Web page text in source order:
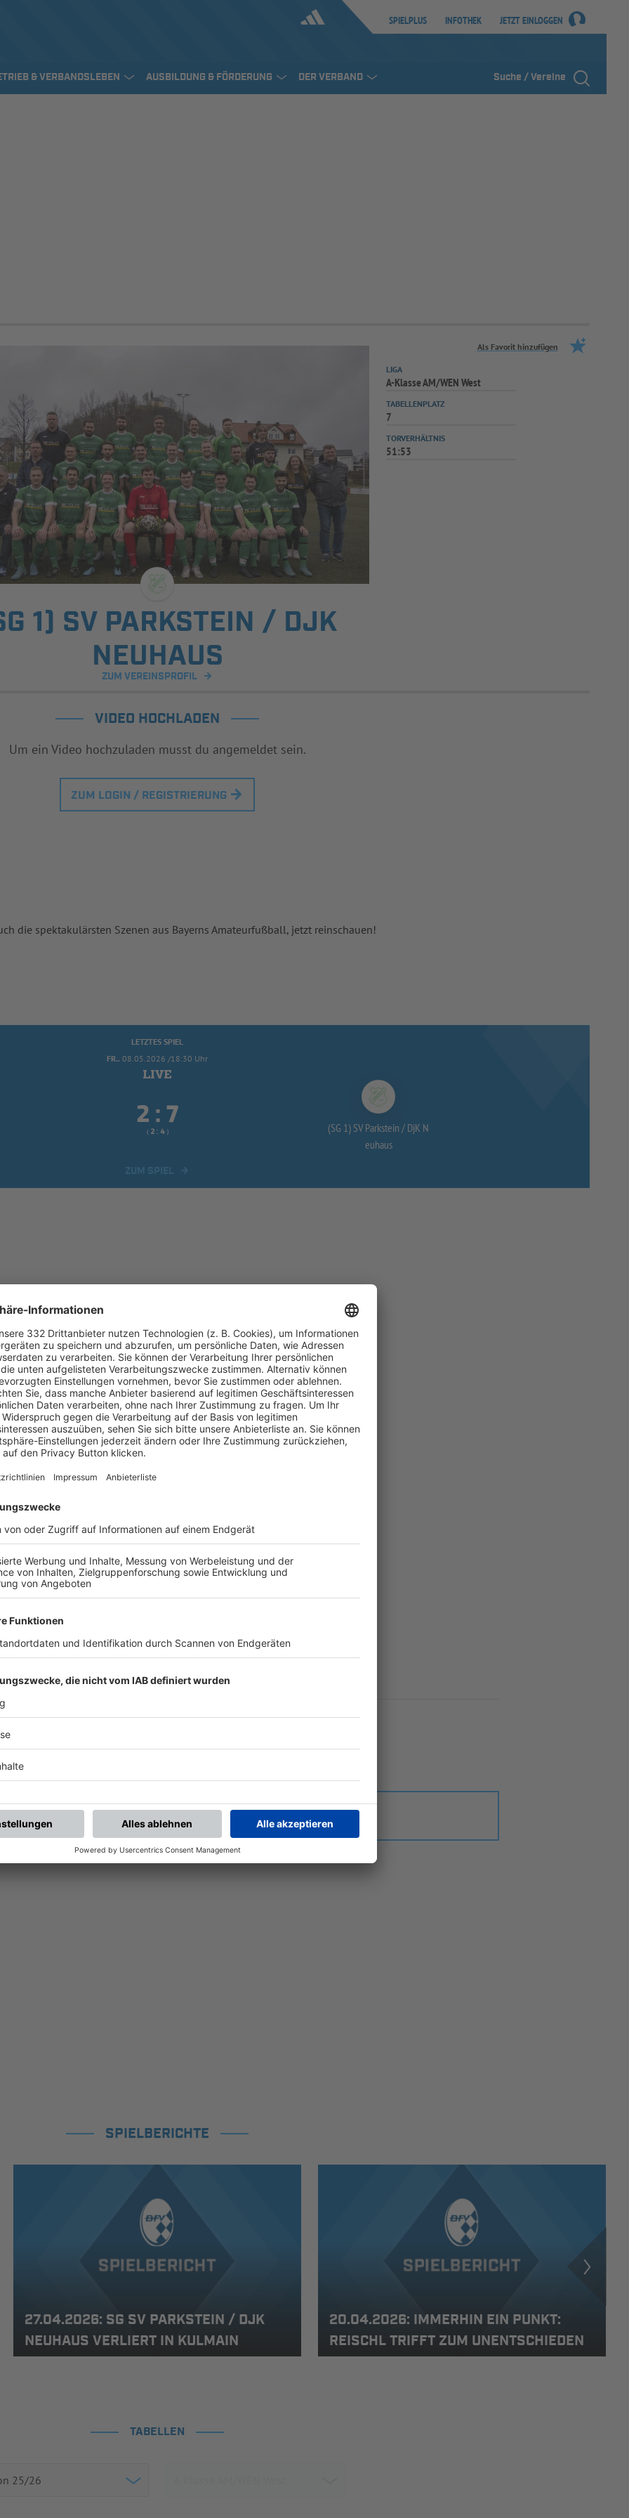
SPIELPLUS INFOTHEK JETZT EINLOGGEN
& VERBANDSLEBEN AUSBILDUNG & FÖRDERUNG DER VERBAND Suche / Vereine
Als Favorit hinzufügen
1) SV PARKSTEIN / DJK
NEUHAUS
ZUM VEREINSPROFIL
LIGA
A-Klasse AM/WEN West
TABELLENPLATZ
7
TORVERHÄLTNIS
51:53
VIDEO HOCHLADEN
Um ein Video hochzuladen musst du angemeldet sein.
ZUM LOGIN / REGISTRIERUNG
die spektakulärsten Szenen aus Bayerns Amateurfußball, jetzt reinschauen!
LETZTES SPIEL
FR.. 08.05.2026 /18:30 Uhr
 : 
(  :  ) (SG 1) SV Parkstein / DjK N
euhaus
ALLE NEWS
Spiele Letzte Spiele Kompletter Spielplan
SPIELBERICHTE
27.04.2026: SG SV PARKSTEIN / DJK
NEUHAUS VERLIERT IN KULMAIN
20.04.2026: IMMERHIN EIN PUNKT:
REISCHL TRIFFT ZUM UNENTSCHIEDEN
TABELLEN